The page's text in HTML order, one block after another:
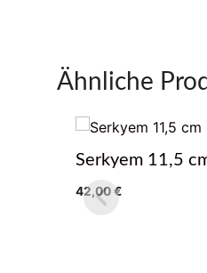
Ähnliche
Serkyem 11,5
42,00€